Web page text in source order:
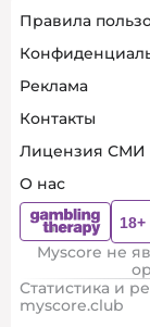
Правила
Реклама
Контакты
Лицензия СМИ
О нас
Myscore не
Статистика и
myscore.club